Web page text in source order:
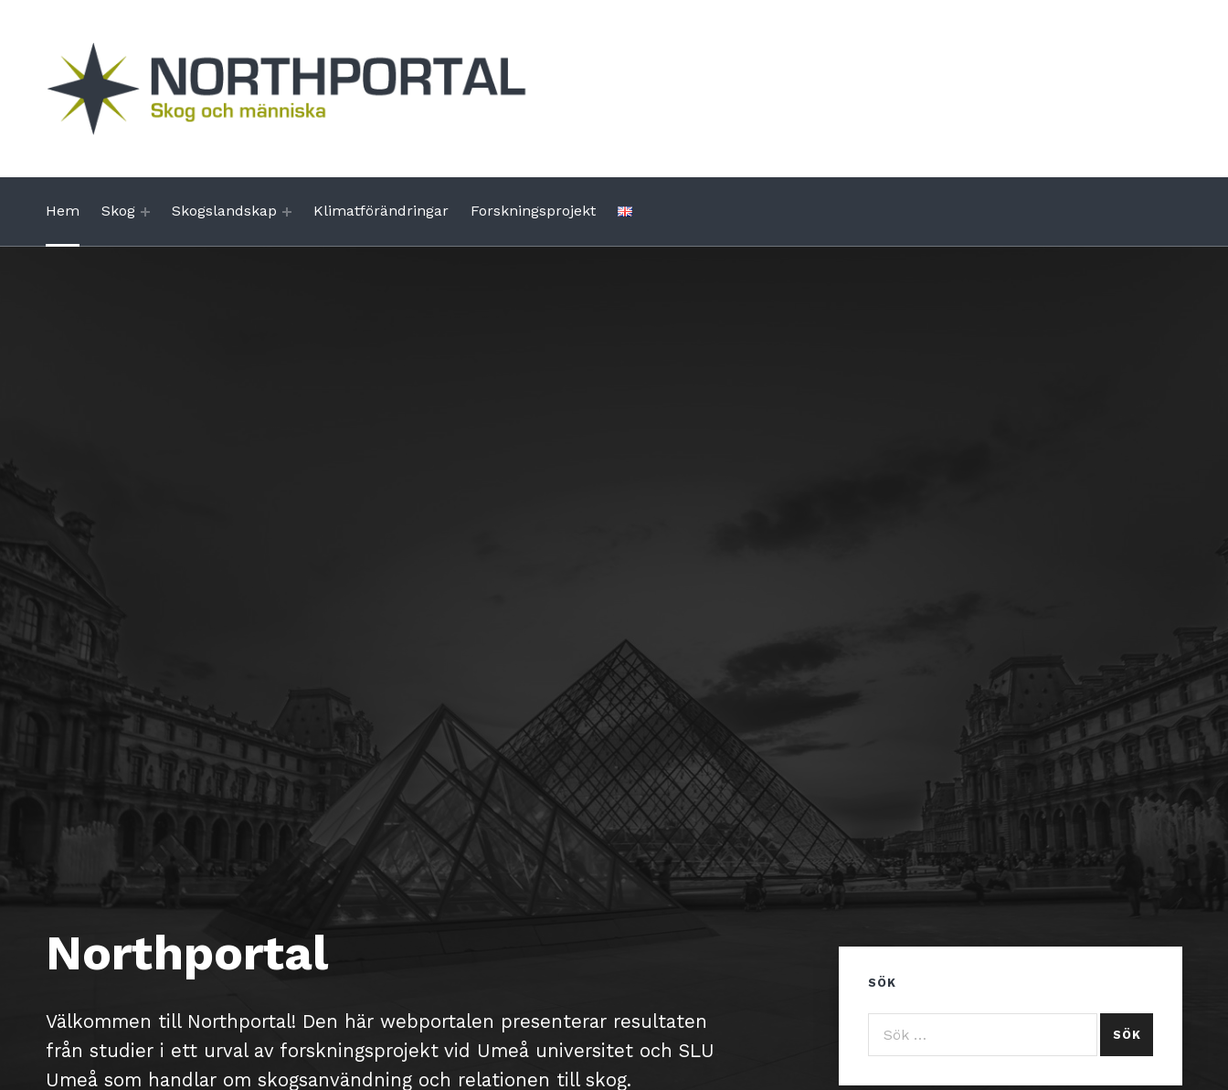
Northportal
NATURRESURSER I NORR
Hem Skog Skogslandskap Klimatförändringar Forskningsprojekt
Northportal
Välkommen till Northportal! Den här webportalen presenterar resultaten
från studier i ett urval av forskningsprojekt vid Umeå universitet och SLU
Umeå som handlar om skogsanvändning och relationen till skog.
SÖK
Sök efter: